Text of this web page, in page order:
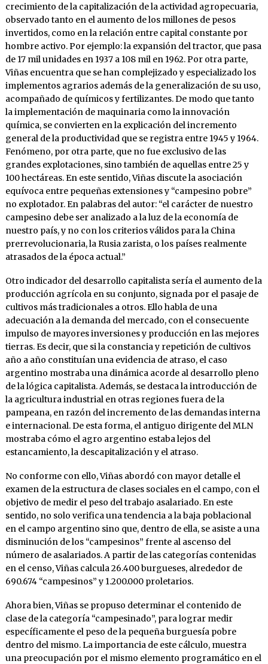
crecimiento de la capitalización de la actividad agropecuaria,
observado tanto en el aumento de los millones de pesos
invertidos, como en la relación entre capital constante por
hombre activo. Por ejemplo: la expansión del tractor, que pasa
de 17 mil unidades en 1937 a 108 mil en 1962. Por otra parte,
Viñas encuentra que se han complejizado y especializado los
implementos agrarios además de la generalización de su uso,
acompañado de químicos y fertilizantes. De modo que tanto
la implementación de maquinaria como la innovación
química, se convierten en la explicación del incremento
general de la productividad que se registra entre 1945 y 1964.
Fenómeno, por otra parte, que no fue exclusivo de las
grandes explotaciones, sino también de aquellas entre 25 y
100 hectáreas. En este sentido, Viñas discute la asociación
equívoca entre pequeñas extensiones y “campesino pobre”
no explotador. En palabras del autor: “el carácter de nuestro
campesino debe ser analizado a la luz de la economía de
nuestro país, y no con los criterios válidos para la China
prerrevolucionaria, la Rusia zarista, o los países realmente
atrasados de la época actual.”
Otro indicador del desarrollo capitalista sería el aumento de la
producción agrícola en su conjunto, signada por el pasaje de
cultivos más tradicionales a otros. Ello habla de una
adecuación a la demanda del mercado, con el consecuente
impulso de mayores inversiones y producción en las mejores
tierras. Es decir, que si la constancia y repetición de cultivos
año a año constituían una evidencia de atraso, el caso
argentino mostraba una dinámica acorde al desarrollo pleno
de la lógica capitalista. Además, se destaca la introducción de
la agricultura industrial en otras regiones fuera de la
pampeana, en razón del incremento de las demandas interna
e internacional. De esta forma, el antiguo dirigente del MLN
mostraba cómo el agro argentino estaba lejos del
estancamiento, la descapitalización y el atraso.
No conforme con ello, Viñas abordó con mayor detalle el
examen de la estructura de clases sociales en el campo, con el
objetivo de medir el peso del trabajo asalariado. En este
sentido, no solo verifica una tendencia a la baja poblacional
en el campo argentino sino que, dentro de ella, se asiste a una
disminución de los “campesinos” frente al ascenso del
número de asalariados. A partir de las categorías contenidas
en el censo, Viñas calcula 26.400 burgueses, alrededor de
690.674 “campesinos” y 1.200.000 proletarios.
Ahora bien, Viñas se propuso determinar el contenido de
clase de la categoría “campesinado”, para lograr medir
específicamente el peso de la pequeña burguesía pobre
dentro del mismo. La importancia de este cálculo, muestra
una preocupación por el mismo elemento programático en el